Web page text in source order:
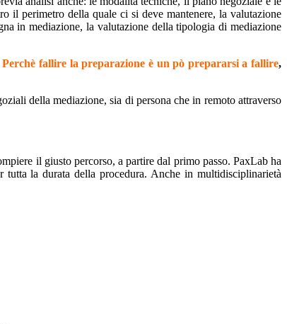
il perimetro della quale ci si deve mantenere, la valutazione
in mediazione, la valutazione della tipologia di mediazione
Perchè fallire la preparazione è un pò prepararsi a fallire,
della mediazione, sia di persona che in remoto attraverso
il giusto percorso, a partire dal primo passo. PaxLab ha
tutta la durata della procedura. Anche in multidisciplinarietà